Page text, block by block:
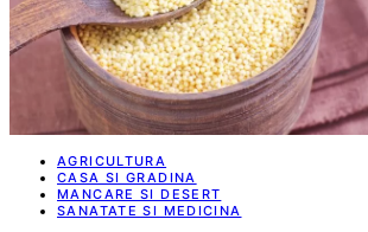
AGRICULTURA
CASA SI GRADINA
MANCARE SI DESERT
SANATATE SI MEDICINA